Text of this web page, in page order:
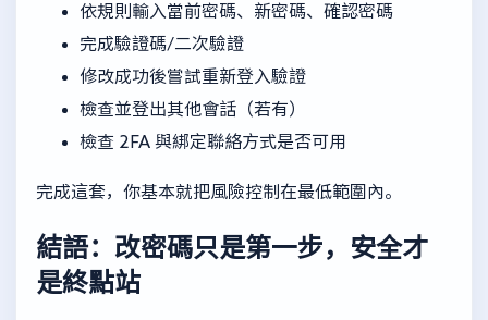
依規則輸入當前密碼、新密碼、確認密碼
完成驗證碼/二次驗證
修改成功後嘗試重新登入驗證
檢查並登出其他會話（若有）
檢查 2FA 與綁定聯絡方式是否可用
完成這套，你基本就把風險控制在最低範圍內。
結語：改密碼只是第一步，安全才
是終點站